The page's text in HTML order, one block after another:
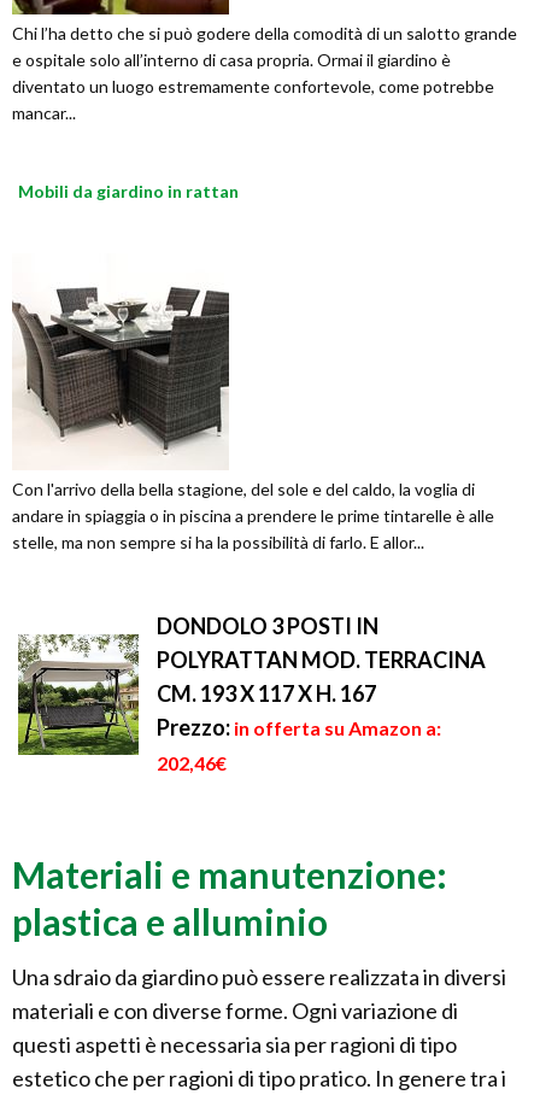
Chi l’ha detto che si può godere della comodità di un salotto grande
e ospitale solo all’interno di casa propria. Ormai il giardino è
diventato un luogo estremamente confortevole, come potrebbe
mancar...
Mobili da giardino in rattan
Con l'arrivo della bella stagione, del sole e del caldo, la voglia di
andare in spiaggia o in piscina a prendere le prime tintarelle è alle
stelle, ma non sempre si ha la possibilità di farlo. E allor...
DONDOLO 3 POSTI IN
POLYRATTAN MOD. TERRACINA
CM. 193 X 117 X H. 167
Prezzo: in offerta su Amazon a:
202,46€
Materiali e manutenzione:
plastica e alluminio
Una sdraio da giardino può essere realizzata in diversi
materiali e con diverse forme. Ogni variazione di
questi aspetti è necessaria sia per ragioni di tipo
estetico che per ragioni di tipo pratico. In genere tra i